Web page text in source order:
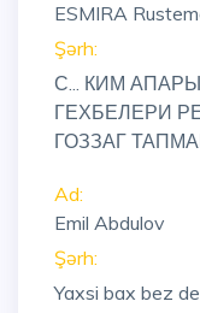
ESMIRA
Şərh:
С... КИМ
ГЕХБЕЛЕРИ
ГОЗЗАГ
Ad:
Emil Abdulov
Şərh:
Yaxsi bax bez